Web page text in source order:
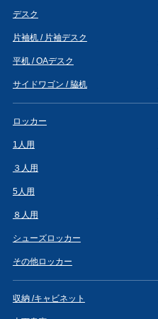
デスク
片袖机 / 片袖デスク
平机 / OAデスク
サイドワゴン / 脇机
ロッカー
1人用
３人用
5人用
８人用
シューズロッカー
その他ロッカー
収納 /キャビネット